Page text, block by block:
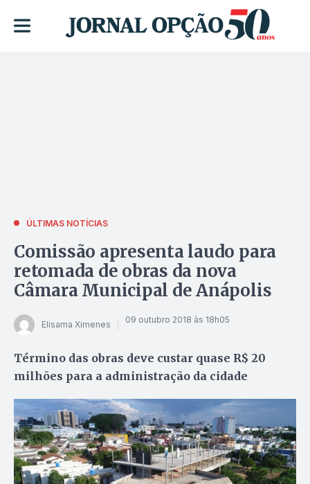
ÚLTIMAS NOTÍCIAS
Comissão apresenta laudo para
retomada de obras da nova
Câmara Municipal de Anápolis
Elisama Ximenes 09 outubro 2018 às 18h05
Término das obras deve custar quase R$ 20
milhões para a administração da cidade